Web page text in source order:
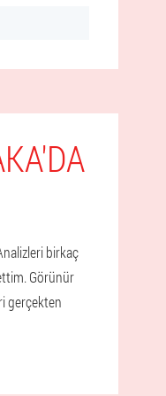
birkaç
Görünür
gerçekten